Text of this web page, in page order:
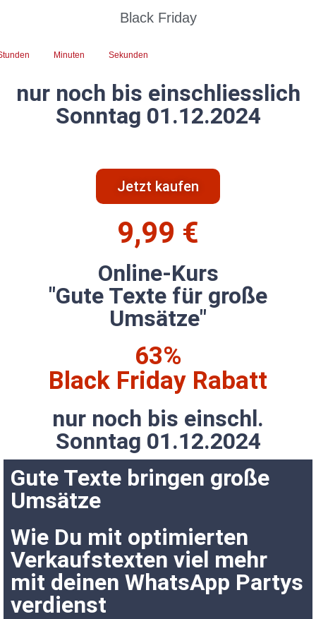
Black Friday
Minuten Sekunden
nur noch bis einschliesslich
Sonntag 01.12.2024
Jetzt kaufen
9,99 €
Online-Kurs
"Gute Texte für große
Umsätze"
63%
Black Friday Rabatt
nur noch bis einschl.
Sonntag 01.12.2024
Gute Texte bringen große
Umsätze
Wie Du mit optimierten
Verkaufstexten viel mehr
mit deinen WhatsApp Partys
verdienst